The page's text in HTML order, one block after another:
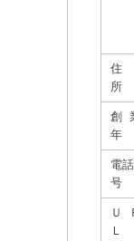
所
創
年
電
号
Ｕ
Ｌ